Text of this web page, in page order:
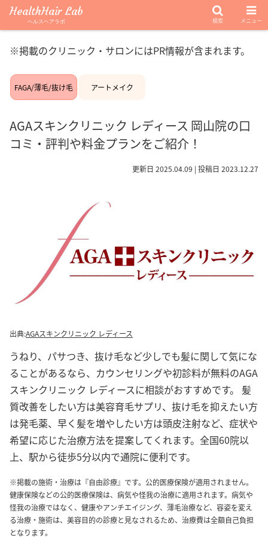
※掲載のクリニック・サロンにはPR情報が含まれます。
FAGA/薄毛/抜け毛 アートメイク
AGAスキンクリニック レディース 岡山院の口
コミ・評判や料金プランをご紹介！
更新日 2025.04.09 | 投稿日 2023.12.27
出典:AGAスキンクリニック レディース
うねり、パサつき、抜け毛など少しでも髪に関して気にな
ることがあるなら、カウンセリングや初診料が無料のAGA
スキンクリニック レディースに相談がおすすめです。 髪
質改善をしたい方は美容育毛サプリ、抜け毛を抑えたい方
は発毛薬、早く髪を増やしたい方は頭皮注射など、症状や
希望に応じた治療方法を提案してくれます。全国60院以
上、駅から徒歩5分以内で通院に便利です。
※掲載の施術・治療は『自由診療』です。公的医療保険が適用されません。
健康保険などの公的医療保険は、病気や怪我の治療に適用されます。病気や
怪我の治療ではなく、健康やアンチエイジング、薄毛治療など、容姿を変え
る治療・施術は、美容目的の診療と見なされるため、治療費は全額自己負担
となります。
HealthHair Lab
ヘルスヘアラボ 検索 メニュー